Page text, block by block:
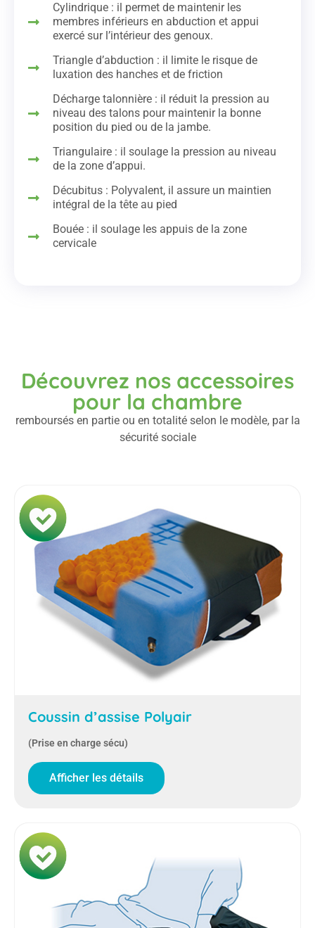
Cylindrique : il permet de maintenir les
membres inférieurs en abduction et appui
exercé sur l’intérieur des genoux.
Triangle d’abduction : il limite le risque de
luxation des hanches et de friction
Décharge talonnière : il réduit la pression au
niveau des talons pour maintenir la bonne
position du pied ou de la jambe.
Triangulaire : il soulage la pression au niveau
de la zone d’appui.
Décubitus : Polyvalent, il assure un maintien
intégral de la tête au pied
Bouée : il soulage les appuis de la zone
cervicale
Découvrez nos accessoires
pour la chambre
remboursés en partie ou en totalité selon le modèle, par la
sécurité sociale
Coussin d’assise Polyair
(Prise en charge sécu)
Afficher les détails